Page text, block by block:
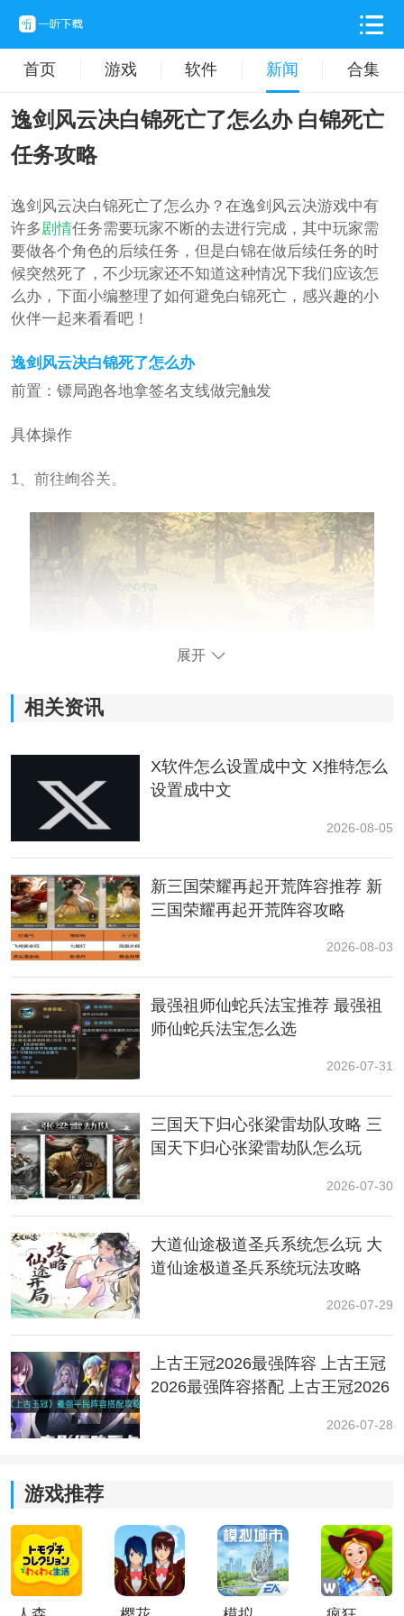
首页 游戏 软件 新闻 合集
逸剑风云决白锦死亡了怎么办 白锦死亡
任务攻略
逸剑风云决白锦死亡了怎么办？在逸剑风云决游戏中有
许多剧情任务需要玩家不断的去进行完成，其中玩家需
要做各个角色的后续任务，但是白锦在做后续任务的时
候突然死了，不少玩家还不知道这种情况下我们应该怎
么办，下面小编整理了如何避免白锦死亡，感兴趣的小
伙伴一起来看看吧！
逸剑风云决白锦死了怎么办
前置：镖局跑各地拿签名支线做完触发
具体操作
1、前往峋谷关。
3、进入临昌之后不要往上走直接往下走就可以触发故事
剧情。
4、如果往上走就会触发白锦死亡。
小编简评：
以上就是逸剑风云决如何避免白锦死亡的全部内容，大
展开
相关资讯
X软件怎么设置成中文 X推特怎么
设置成中文
2026-08-05
新三国荣耀再起开荒阵容推荐 新
三国荣耀再起开荒阵容攻略
2026-08-03
最强祖师仙蛇兵法宝推荐 最强祖
师仙蛇兵法宝怎么选
2026-07-31
三国天下归心张梁雷劫队攻略 三
国天下归心张梁雷劫队怎么玩
2026-07-30
大道仙途极道圣兵系统怎么玩 大
道仙途极道圣兵系统玩法攻略
2026-07-29
上古王冠2026最强阵容 上古王冠
2026最强阵容搭配 上古王冠2026
2026-07-28
游戏推荐